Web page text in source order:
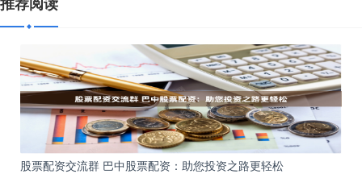
股票配资交流群 巴中股票配资：助您投资之路更轻松